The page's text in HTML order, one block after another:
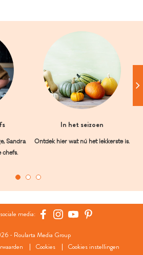
Sandra
chefs.
In het seizoen
Ontdek hier wat nú het lekkerste is.
media:
- Roularta Media Group
Cookies Cookies instellingen